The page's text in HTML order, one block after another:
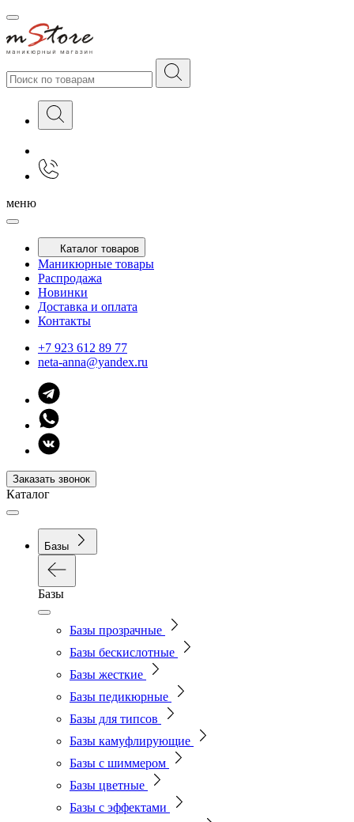
меню
Каталог товаров
Маникюрные товары
Распродажа
Новинки
Доставка и оплата
Контакты
+7 923 612 89 77
neta-anna@yandex.ru
Заказать звонок
Каталог
Базы
Базы
Базы прозрачные
Базы бескислотные
Базы жесткие
Базы педикюрные
Базы для типсов
Базы камуфлирующие
Базы с шиммером
Базы цветные
Базы с эффектами